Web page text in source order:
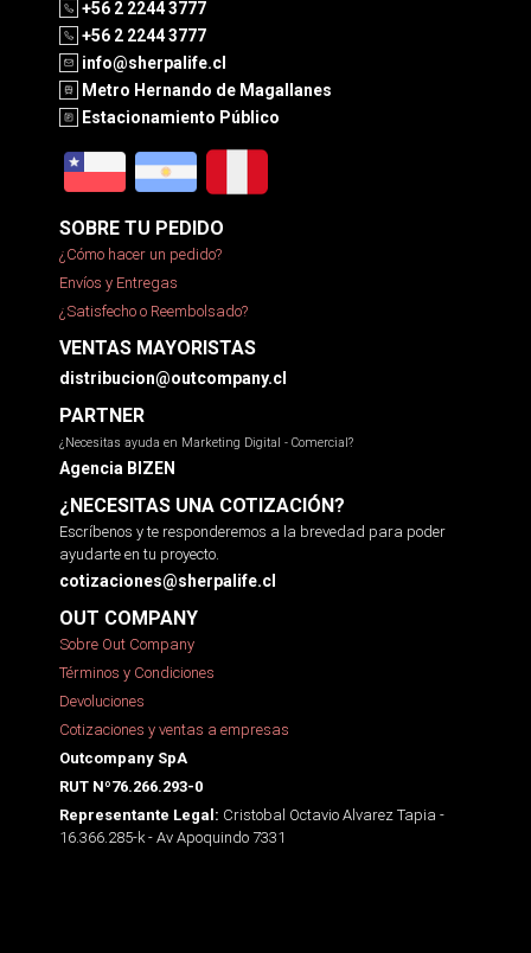
+56 2 2244 3777
+56 2 2244 3777
info@sherpalife.cl
Metro Hernando de Magallanes
Estacionamiento Público
SOBRE TU PEDIDO
¿Cómo hacer un pedido?
Envíos y Entregas
¿Satisfecho o Reembolsado?
VENTAS MAYORISTAS
distribucion@outcompany.cl
PARTNER
¿Necesitas ayuda en Marketing Digital - Comercial?
Agencia BIZEN
¿NECESITAS UNA COTIZACIÓN?
Escríbenos y te responderemos a la brevedad para poder
ayudarte en tu proyecto.
cotizaciones@sherpalife.cl
OUT COMPANY
Sobre Out Company
Términos y Condiciones
Devoluciones
Cotizaciones y ventas a empresas
Outcompany SpA
RUT Nº76.266.293-0
Representante Legal: Cristobal Octavio Alvarez Tapia -
16.366.285-k - Av Apoquindo 7331